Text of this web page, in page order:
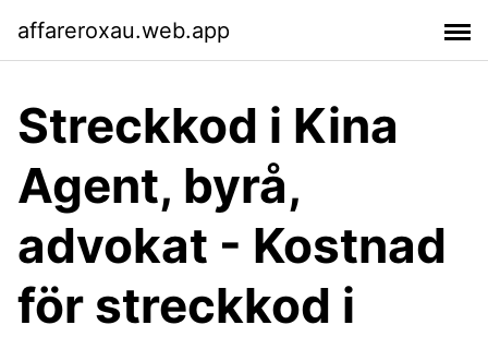
affareroxau.web.app
Streckkod i Kina
Agent, byrå,
advokat - Kostnad
för streckkod i